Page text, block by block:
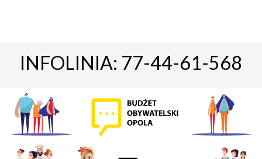
INFOLINIA: 77-44-61-568